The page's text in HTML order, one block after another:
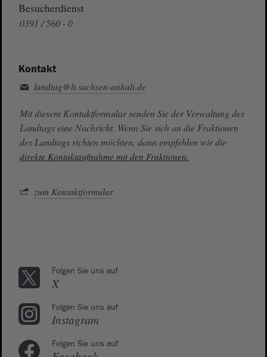
Besucherdienst
0391 / 560 - 0
Kontakt
landtag@lt.sachsen-anhalt.de
Mit diesem Kontaktformular senden Sie der Verwaltung des
Landtags eine Nachricht. Wenn Sie sich an die Fraktionen
des Landtags richten möchten, dann empfehlen wir die
direkte Kontaktaufnahme mit den Fraktionen.
zum Kontaktformular
Folgen Sie uns auf
X
Folgen Sie uns auf
Instagram
Folgen Sie uns auf